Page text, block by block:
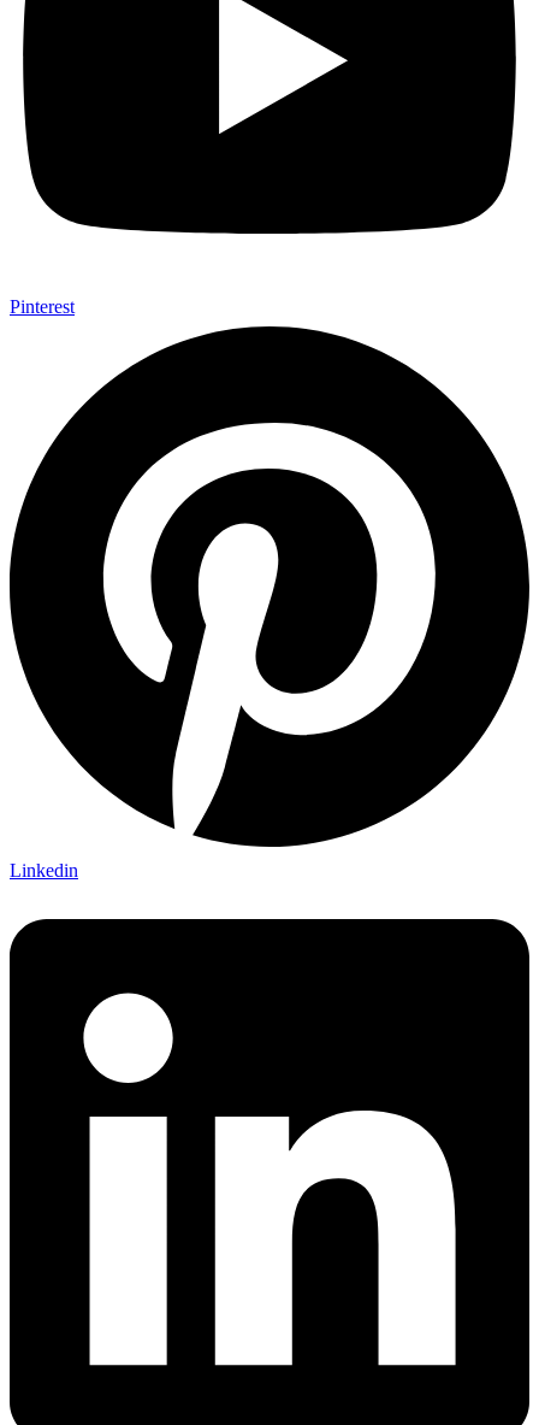
Pinterest
Linkedin